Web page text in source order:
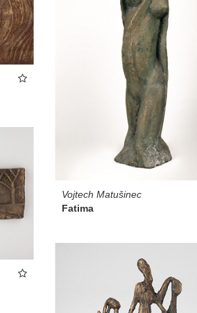
Vojtech Matušinec
Fatima